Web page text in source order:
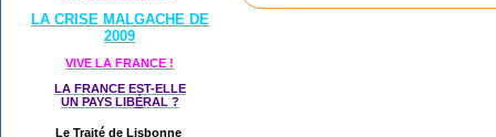
LA CRISE MALGACHE DE
2009
VIVE LA FRANCE !
LA FRANCE EST-ELLE
UN PAYS LIBÉRAL ?
Le Traité de Lisbonne